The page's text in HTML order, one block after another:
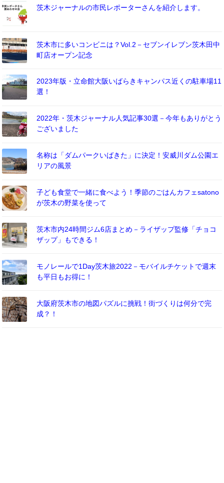
茨木ジャーナルの市民レポーターさんを紹介します。
茨木市に多いコンビニは？Vol.2－セブンイレブン茨木田中
町店オープン記念
2023年版・立命館大阪いばらきキャンパス近くの駐車場11
選！
2022年・茨木ジャーナル人気記事30選－今年もありがとう
ございました
名称は「ダムパークいばきた」に決定！安威川ダム公園エ
リアの風景
子ども食堂で一緒に食べよう！季節のごはんカフェsatono
が茨木の野菜を使って
茨木市内24時間ジム6店まとめ－ライザップ監修「チョコ
ザップ」もできる！
モノレールで1Day茨木旅2022－モバイルチケットで週末
も平日もお得に！
大阪府茨木市の地図パズルに挑戦！街づくりは何分で完
成？！